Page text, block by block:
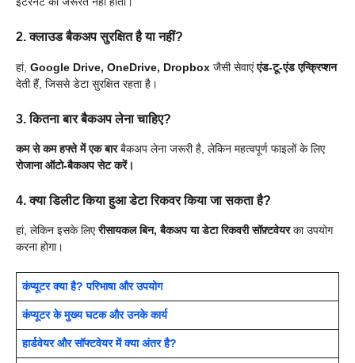
2. क्लाउड बैकअप सुरक्षित है या नहीं?
हां, Google Drive, OneDrive, Dropbox जैसी सेवाएंएंड-टू-एंड एन्क्रिप्शन
देती हैं, जिससे डेटा सुरक्षित रहता है।
3. कितना बार बैकअप लेना चाहिए?
कम से कम हफ्ते में एक बारबैकअप लेना जरूरी है, लेकिन महत्वपूर्ण फाइलों के लिए
रोजाना ऑटो-बैकअप सेट करें।
4. क्या डिलीट किया हुआ डेटा रिकवर किया जा सकता है?
हां, लेकिन इसके लिएरीसायकल बिन, बैकअप या डेटा रिकवरी सॉफ़्टवेयरका उपयोग
करना होगा।
कंप्यूटर क्या है? परिभाषा और उपयोग
कंप्यूटर के मुख्य घटक और उनके कार्य
हार्डवेयर और सॉफ्टवेयर में क्या अंतर है?